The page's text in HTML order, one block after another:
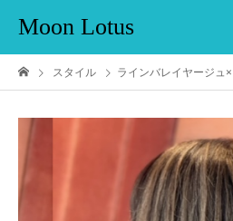
Moon Lotus
スタイル ラインバレイヤージュ